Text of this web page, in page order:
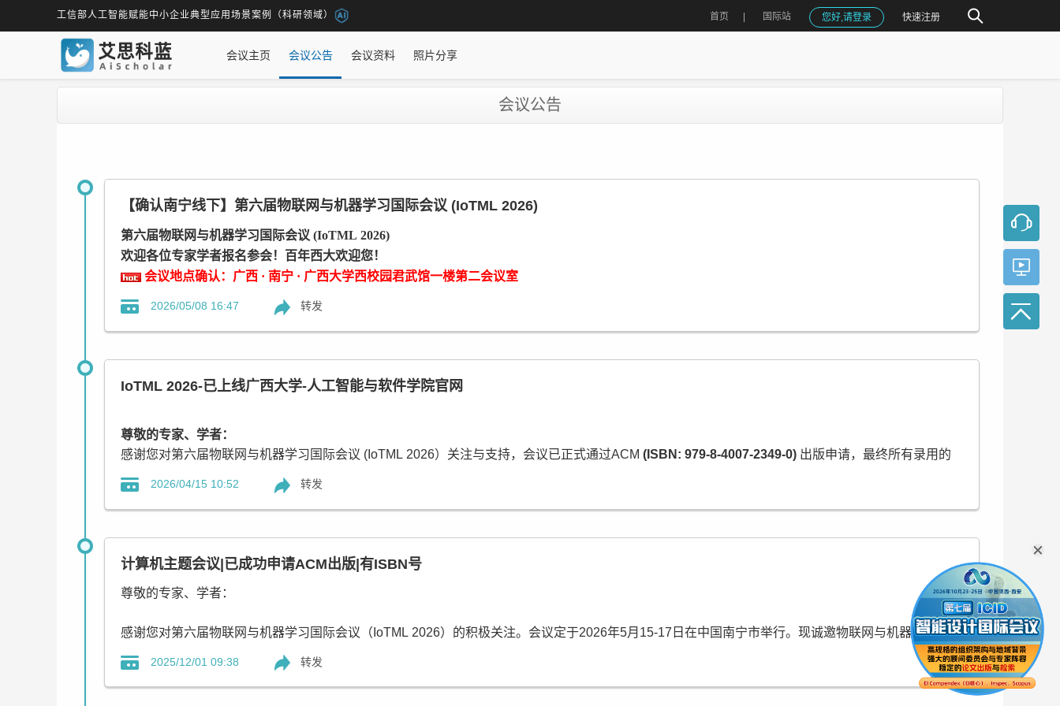
工信部人工智能赋能中小企业典型应用场景案例（科研领域） 首页 国际站 您好,请登录 快速注册
会议主页 会议公告 会议资料 照片分享
会议公告
【确认南宁线下】第六届物联网与机器学习国际会议 (IoTML 2026)
第六届物联网与机器学习国际会议 (IoTML 2026)
欢迎各位专家学者报名参会！百年西大欢迎您！
会议地点确认：广西 · 南宁 · 广西大学西校园君武馆一楼第二会议室
【快速通道】
*参会报名：https://www.ais.cn/attendees/toSignUp/QAM7BF
主办单位：广西大学
协办单位：AEIC学术交流中心
会议网页：
会议时间：2026年5月15日-17日
收录检索：EI Compendex，Scopus
2026/05/08 16:47 转发
IoTML 2026-已上线广西大学-人工智能与软件学院官网
尊敬的专家、学者：
感谢您对第六届物联网与机器学习国际会议 (IoTML 2026）关注与支持，会议已正式通过ACM (ISBN: 979-8-4007-2349-0) 出版申请，最终所有录用的
2026/04/15 10:52 转发
计算机主题会议|已成功申请ACM出版|有ISBN号
尊敬的专家、学者：
感谢您对第六届物联网与机器学习国际会议（IoTML 2026）的积极关注。会议定于2026年5月15-17日在中国南宁市举行。现诚邀物联网与机器学习等领
域相关的专家、学者及研究人员参加本次会议。
2025/12/01 09:38 转发